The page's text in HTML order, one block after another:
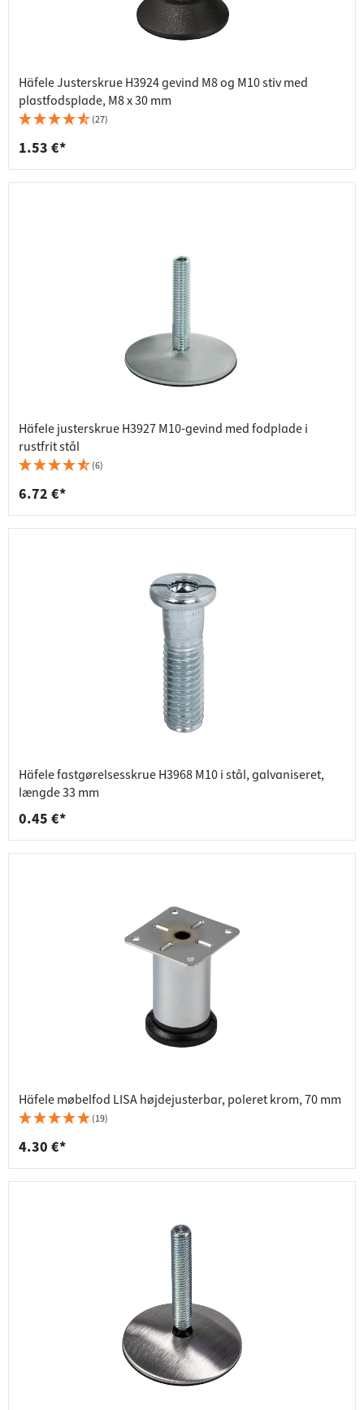
Häfele Justerskrue H3924 gevind M8 og M10 stiv med
plastfodsplade, M8 x 30 mm
(27)
1.53 €*
Häfele justerskrue H3927 M10-gevind med fodplade i
rustfrit stål
(6)
6.72 €*
Häfele fastgørelsesskrue H3968 M10 i stål, galvaniseret,
længde 33 mm
0.45 €*
Häfele møbelfod LISA højdejusterbar, poleret krom, 70 mm
(19)
4.30 €*